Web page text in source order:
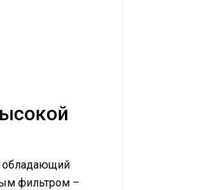
обладающий
фильтром –